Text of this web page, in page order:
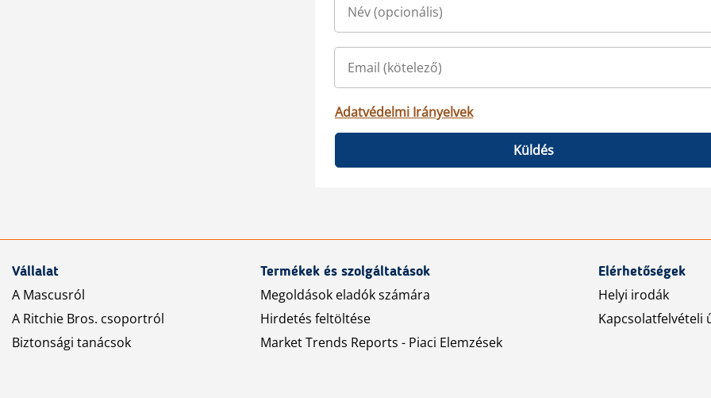
Adatvédelmi Irányelvek
Küldés
Vállalat
A Mascusról
A Ritchie Bros. csoportról
Biztonsági tanácsok
Termékek és szolgáltatások
Megoldások eladók számára
Hirdetés feltöltése
Market Trends Reports - Piaci Elemzések
Elérhetőségek
Helyi irodák
Kapcsolatfelvételi